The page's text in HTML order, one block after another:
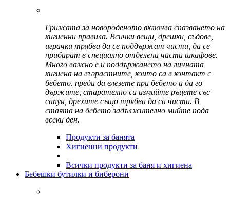
Грижата за новороденото включва спазването на
хигиенни правила. Всички вещи, дрешки, съдове,
играчки трябва да се поддържат чисти, да се
прибират в специално отделени чисти шкафове.
Много важно е и поддържането на личната
хигиена на възрастните, които са в контакт с
бебето. преди да влезете при бебето и да го
държите, старателно си измийте ръцете със
сапун, дрехите също трябва да са чисти. В
стаята на бебето задължително мийте пода
всеки ден.
Продукти за банята
Хигиенни продукти
Всички продукти за баня и хигиена
Бебешки бутилки и биберони